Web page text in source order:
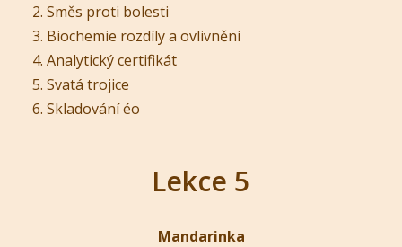
Směs proti bolesti
Biochemie rozdíly a ovlivnění
Analytický certifikát
Svatá trojice
Skladování éo
Lekce 5
Mandarinka